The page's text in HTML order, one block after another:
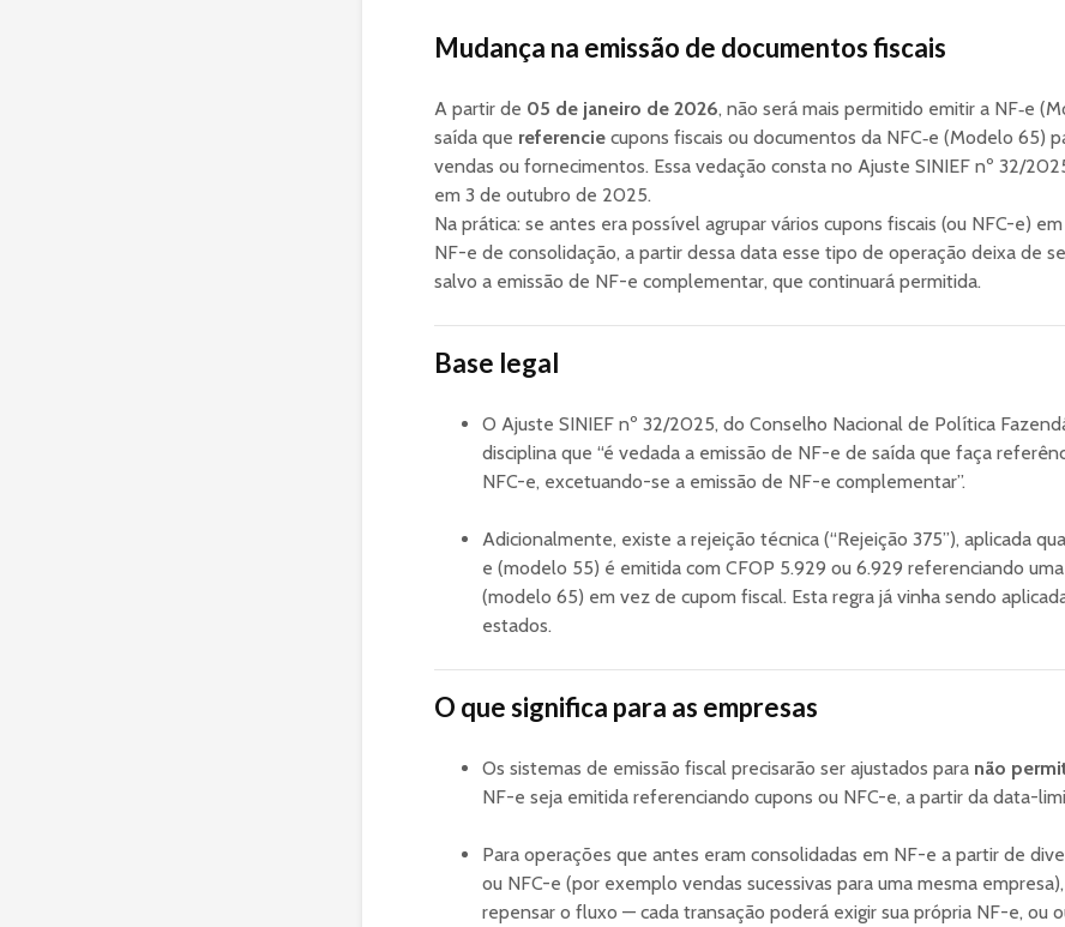
Mudança na emissão de documentos fiscais
A partir de 05 de janeiro de 2026, não será mais permitido emitir a NF‑e
saída que referencie cupons fiscais ou documentos da NFC‑e (Modelo 65)
vendas ou fornecimentos. Essa vedação consta no Ajuste SINIEF nº 32/
em 3 de outubro de 2025.
Na prática: se antes era possível agrupar vários cupons fiscais (ou NFC-e)
NF-e de consolidação, a partir dessa data esse tipo de operação deixa de
salvo a emissão de NF-e complementar, que continuará permitida.
Base legal
O Ajuste SINIEF nº 32/2025, do Conselho Nacional de Política
disciplina que “é vedada a emissão de NF-e de saída que faça
NFC-e, excetuando-se a emissão de NF-e complementar”.
Adicionalmente, existe a rejeição técnica (“Rejeição 375”), aplicada
e (modelo 55) é emitida com CFOP 5.929 ou 6.929 referenciando
(modelo 65) em vez de cupom fiscal. Esta regra já vinha sendo
estados.
O que significa para as empresas
Os sistemas de emissão fiscal precisarão ser ajustados para não
NF-e seja emitida referenciando cupons ou NFC-e, a partir da data-
Para operações que antes eram consolidadas em NF-e a partir de
ou NFC-e (por exemplo vendas sucessivas para uma mesma
repensar o fluxo — cada transação poderá exigir sua própria NF-e, ou